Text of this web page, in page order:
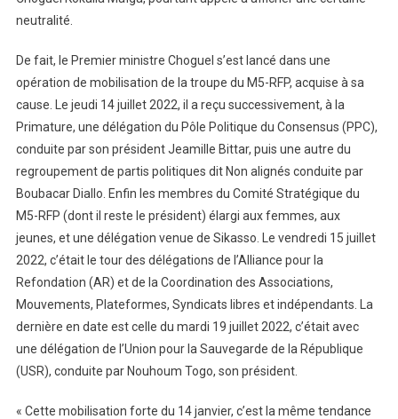
neutralité.
De fait, le Premier ministre Choguel s’est lancé dans une
opération de mobilisation de la troupe du M5-RFP, acquise à sa
cause. Le jeudi 14 juillet 2022, il a reçu successivement, à la
Primature, une délégation du Pôle Politique du Consensus (PPC),
conduite par son président Jeamille Bittar, puis une autre du
regroupement de partis politiques dit Non alignés conduite par
Boubacar Diallo. Enfin les membres du Comité Stratégique du
M5-RFP (dont il reste le président) élargi aux femmes, aux
jeunes, et une délégation venue de Sikasso. Le vendredi 15 juillet
2022, c’était le tour des délégations de l’Alliance pour la
Refondation (AR) et de la Coordination des Associations,
Mouvements, Plateformes, Syndicats libres et indépendants. La
dernière en date est celle du mardi 19 juillet 2022, c’était avec
une délégation de l’Union pour la Sauvegarde de la République
(USR), conduite par Nouhoum Togo, son président.
« Cette mobilisation forte du 14 janvier, c’est la même tendance